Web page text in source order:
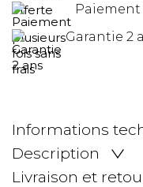
Paiement
Garantie 2
Informations
Description
Livraison et